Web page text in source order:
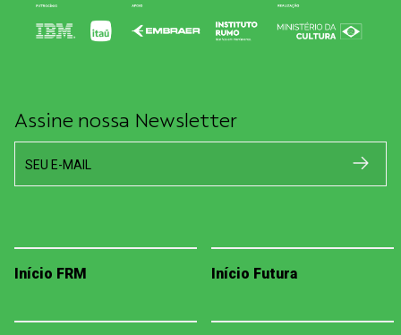
Assine nossa Newsletter
SEU E-MAIL
Início FRM Início Futura